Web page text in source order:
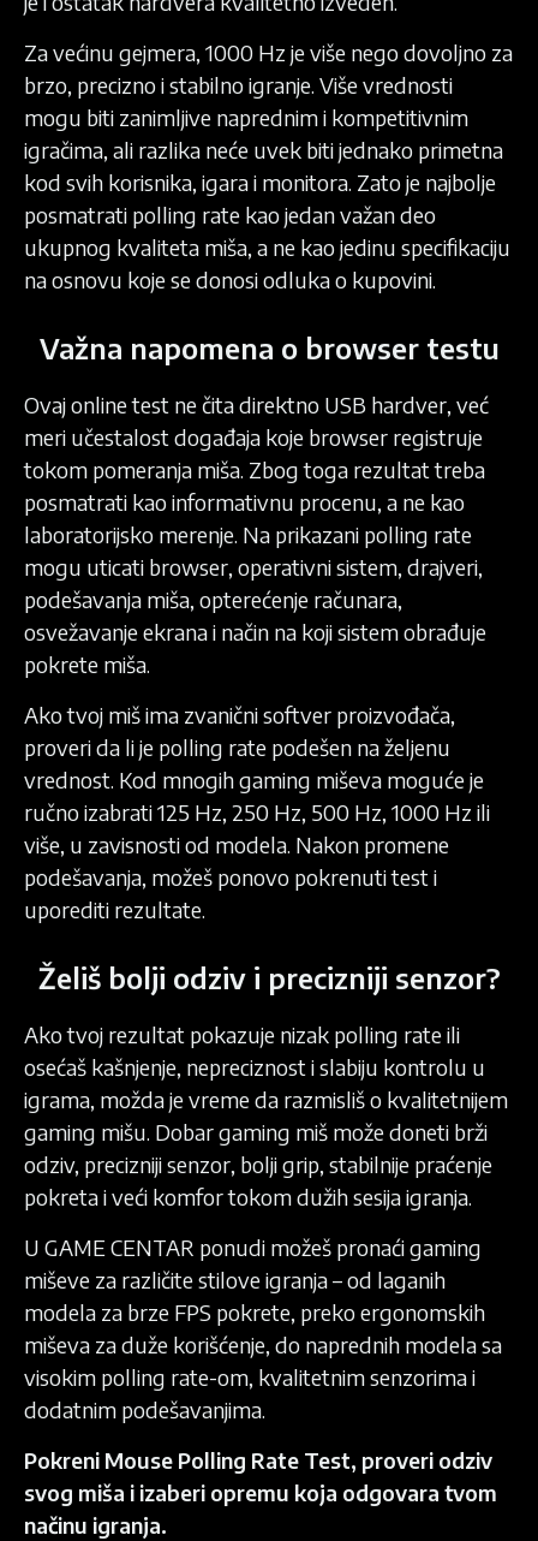
Za većinu gejmera, 1000 Hz je više nego dovoljno za
brzo, precizno i stabilno igranje. Više vrednosti
mogu biti zanimljive naprednim i kompetitivnim
igračima, ali razlika neće uvek biti jednako primetna
kod svih korisnika, igara i monitora. Zato je najbolje
posmatrati polling rate kao jedan važan deo
ukupnog kvaliteta miša, a ne kao jedinu specifikaciju
na osnovu koje se donosi odluka o kupovini.
Važna napomena o browser testu
Ovaj online test ne čita direktno USB hardver, već
meri učestalost događaja koje browser registruje
tokom pomeranja miša. Zbog toga rezultat treba
posmatrati kao informativnu procenu, a ne kao
laboratorijsko merenje. Na prikazani polling rate
mogu uticati browser, operativni sistem, drajveri,
podešavanja miša, opterećenje računara,
osvežavanje ekrana i način na koji sistem obrađuje
pokrete miša.
Ako tvoj miš ima zvanični softver proizvođača,
proveri da li je polling rate podešen na željenu
vrednost. Kod mnogih gaming miševa moguće je
ručno izabrati 125 Hz, 250 Hz, 500 Hz, 1000 Hz ili
više, u zavisnosti od modela. Nakon promene
podešavanja, možeš ponovo pokrenuti test i
uporediti rezultate.
Želiš bolji odziv i precizniji senzor?
Ako tvoj rezultat pokazuje nizak polling rate ili
osećaš kašnjenje, nepreciznost i slabiju kontrolu u
igrama, možda je vreme da razmisliš o kvalitetnijem
gaming mišu. Dobar gaming miš može doneti brži
odziv, precizniji senzor, bolji grip, stabilnije praćenje
pokreta i veći komfor tokom dužih sesija igranja.
U GAME CENTAR ponudi možeš pronaći gaming
miševe za različite stilove igranja – od laganih
modela za brze FPS pokrete, preko ergonomskih
miševa za duže korišćenje, do naprednih modela sa
visokim polling rate-om, kvalitetnim senzorima i
dodatnim podešavanjima.
Pokreni Mouse Polling Rate Test, proveri odziv
svog miša i izaberi opremu koja odgovara tvom
načinu igranja.